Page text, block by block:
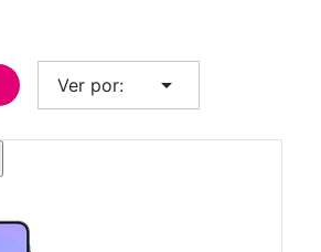
Ver por: arrow_drop_down